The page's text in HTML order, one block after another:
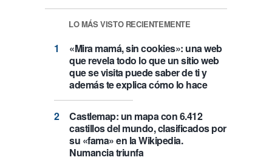
LO MÁS VISTO RECIENTEMENTE
«Mira mamá, sin cookies»: una web
que revela todo lo que un sitio web
que se visita puede saber de ti y
además te explica cómo lo hace
Castlemap: un mapa con 6.412
castillos del mundo, clasificados por
su «fama» en la Wikipedia.
Numancia triunfa